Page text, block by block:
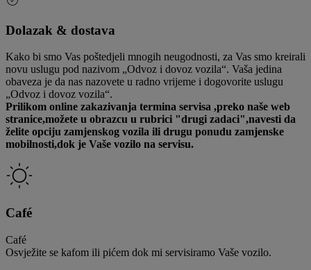
Dolazak & dostava
Kako bi smo Vas poštedjeli mnogih neugodnosti, za Vas smo kreirali
novu uslugu pod nazivom „Odvoz i dovoz vozila“. Vaša jedina
obaveza je da nas nazovete u radno vrijeme i dogovorite uslugu
„Odvoz i dovoz vozila“.
Prilikom online zakazivanja termina servisa ,preko naše web
stranice,možete u obrazcu u rubrici "drugi zadaci",navesti da
želite opciju zamjenskog vozila ili drugu ponudu zamjenske
mobilnosti,dok je Vaše vozilo na servisu.
Café
Café
Osvježite se kafom ili pićem dok mi servisiramo Vaše vozilo.